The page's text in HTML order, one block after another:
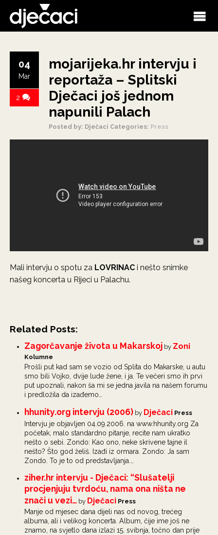
mojarijeka.hr intervju i
reportaža – Splitski
Dječaci još jednom
napunili Palach
Posted by: Dječaci Categories: Press
04
Mar
2
Mali intervju o spotu za LOVRINAC i nešto snimke
našeg koncerta u Rijeci u Palachu.
Related Posts:
Zagorčavanje života u Makarskoj by Zoni
Kolumne
Prošli put kad sam se vozio od Splita do Makarske, u autu
smo bili Vojko, dvije lude žene, i ja. Te večeri smo ih prvi
put upoznali, nakon ša mi se jedna javila na našem forumu
i predložila da izađemo…
hhunity.org intervju (2006) by Dječaci Press
Intervju je objavljen 04.09.2006. na www.hhunity.org Za
početak, malo standardno pitanje, recite nam ukratko
nešto o sebi. Zondo: Kao ono, neke skrivene tajne il
nešto? Što god želiš. Izađi iz ormara. Zondo: Ja sam
Zondo. To je to od predstavljanja.…
ziher.hr intervju - Dječaci: “Slušatelji
procjenjuju tvrdoću, nama ona ništa ne
znači u vezi… by Dječaci Press
Manje od mjesec dana dijeli nas od novog, trećeg
albuma, ali i velikog koncerta. Album, čije ime još ne
znamo, na svjetlo dana izlazi 15. svibnja, točno dan prije